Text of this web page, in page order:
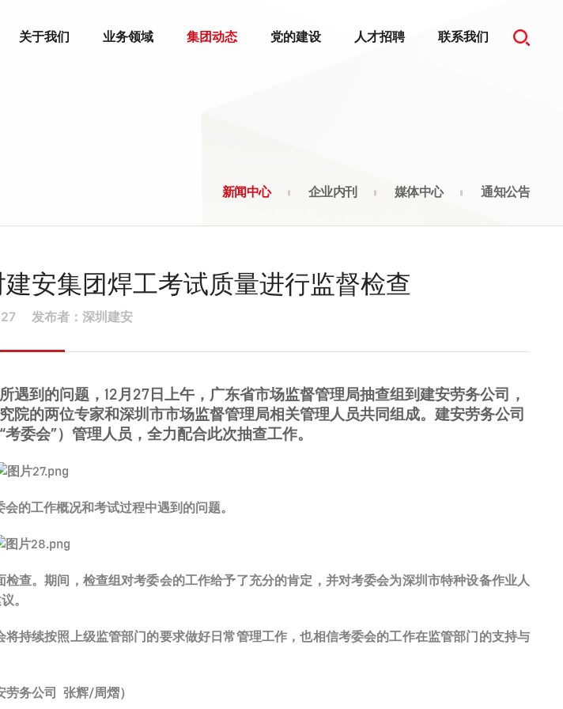
关于我们 业务领域 集团动态 党的建设 人才招聘 联系我们
新闻中心 企业内刊 媒体中心 通知公告
安集团焊工考试质量进行监督检查
发布者：深圳建安
到的问题，12月27日上午，广东省市场监督管理局抽查组到建安劳务公司，
的两位专家和深圳市市场监督管理局相关管理人员共同组成。建安劳务公司
委会”）管理人员，全力配合此次抽查工作。
的工作概况和考试过程中遇到的问题。
查。期间，检查组对考委会的工作给予了充分的肯定，并对考委会为深圳市特种设备作业人
。
持续按照上级监管部门的要求做好日常管理工作，也相信考委会的工作在监管部门的支持与
劳务公司 张辉/周熠）